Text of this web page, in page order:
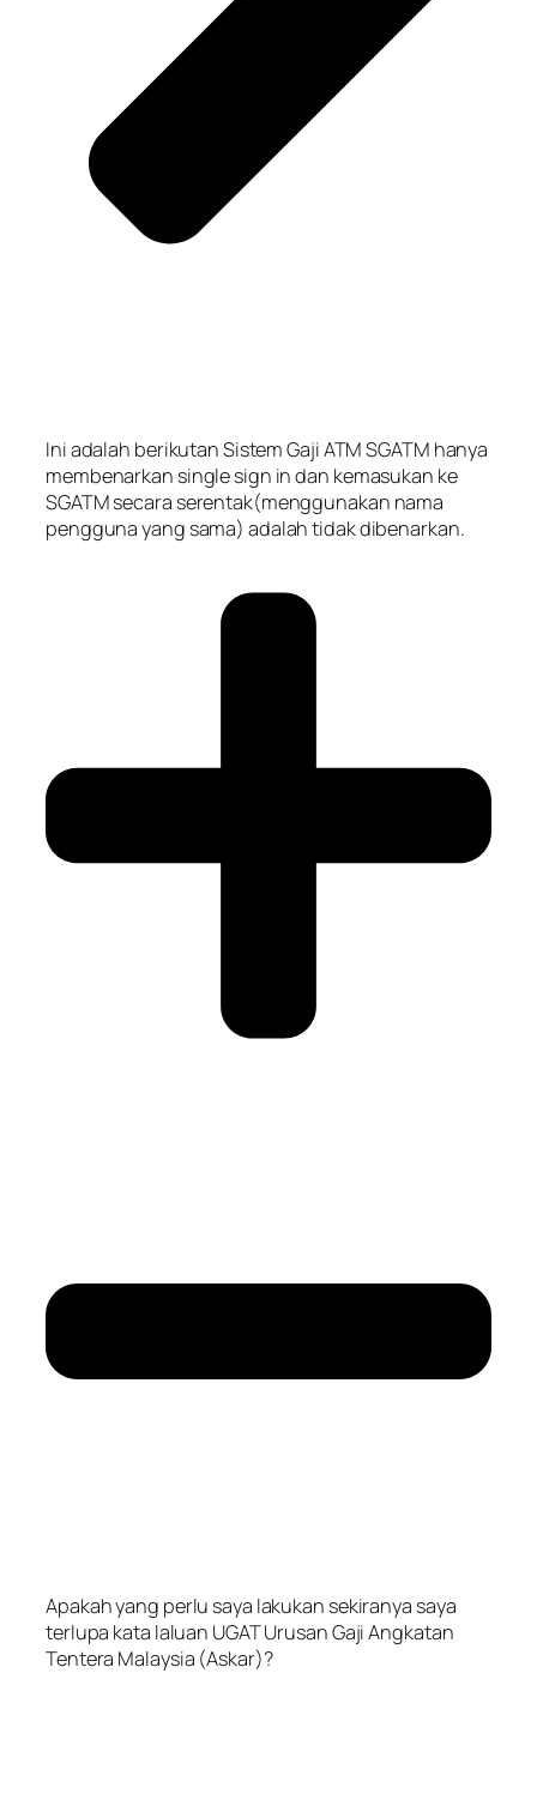
Ini adalah berikutan Sistem Gaji ATM SGATM hanya
membenarkan single sign in dan kemasukan ke
SGATM secara serentak(menggunakan nama
pengguna yang sama) adalah tidak dibenarkan.
Apakah yang perlu saya lakukan sekiranya saya
terlupa kata laluan UGAT Urusan Gaji Angkatan
Tentera Malaysia (Askar)?